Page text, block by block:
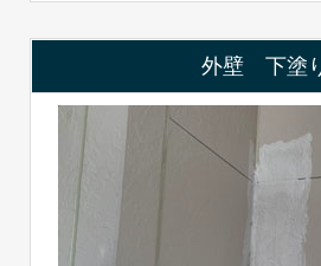
外壁 下塗